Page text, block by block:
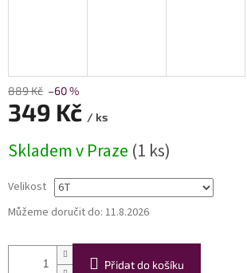
889 Kč –60 %
349 Kč / ks
cena:
Skladem v Praze (1 ks)
Velikost
Můžeme doručit do: 11.8.2026
Přidat do košíku